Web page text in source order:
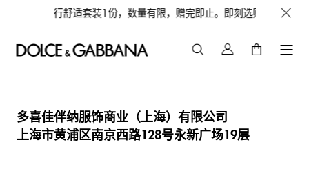
或旅行舒适套装1份，数量有限，赠完即止。即刻选购，尊享花
多喜佳伴纳服饰商业（上海）有限公司
上海市黄浦区南京西路128号永新广场19层